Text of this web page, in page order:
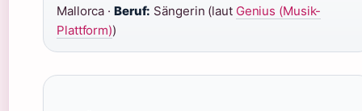
Mallorca · Beruf: Sängerin (laut Genius (Musik-
Plattform))